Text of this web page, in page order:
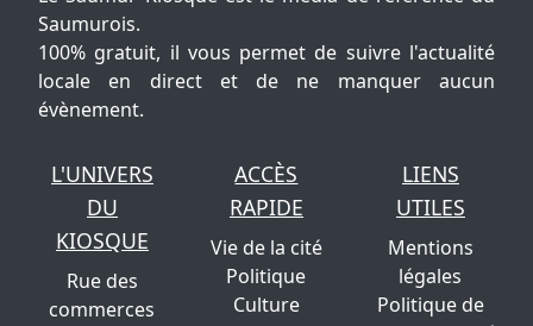
Saumurois.
100% gratuit, il vous permet de suivre l'actualité
locale en direct et de ne manquer aucun
évènement.
L'UNIVERS
DU
KIOSQUE
Rue des
commerces
ACCÈS
RAPIDE
Vie de la cité
Politique
Culture
LIENS
UTILES
Mentions
légales
Politique de